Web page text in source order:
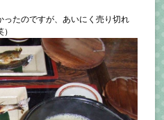
たのですが、あいにく売り切れ